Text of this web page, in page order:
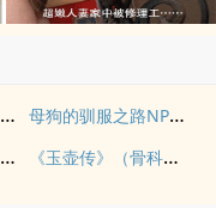
异种族牛郎店评鉴指南
母狗的驯服之路NP（强制爱）
拥有金手指后她开始为所欲为（nph） 《玉壶传》（骨科）（兄妹）（np）